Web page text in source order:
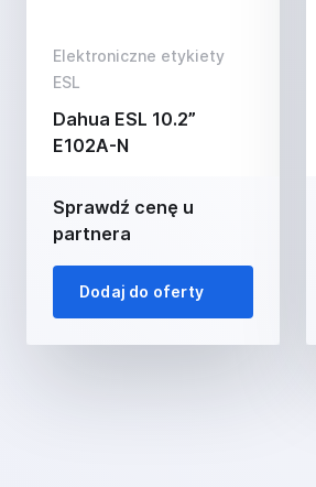
Elektroniczne etykiety
ESL
Dahua ESL 10.2”
E102A-N
Sprawdź cenę u
partnera
Dodaj do oferty